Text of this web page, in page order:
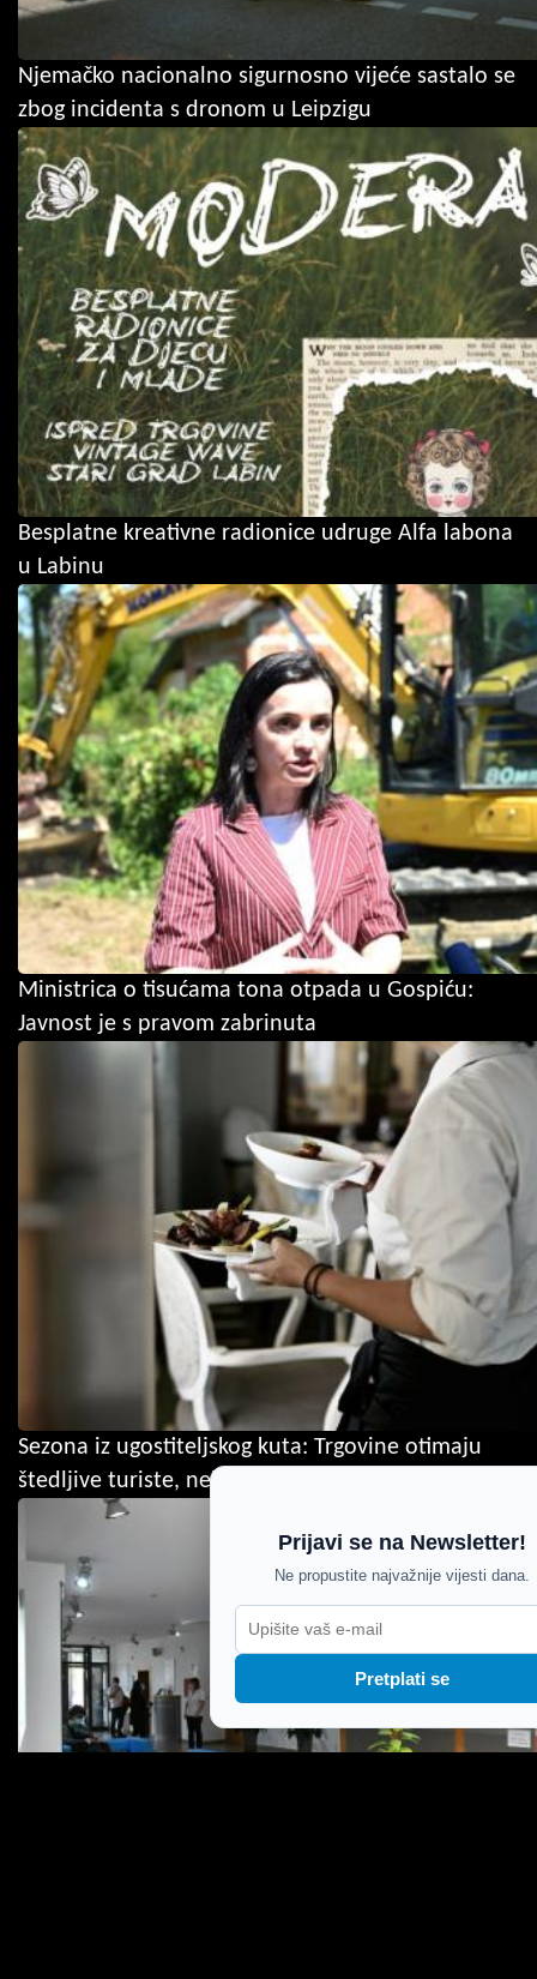
Njemačko nacionalno sigurnosno vijeće sastalo se
zbog incidenta s dronom u Leipzigu
Besplatne kreativne radionice udruge Alfa labona
u Labinu
Ministrica o tisućama tona otpada u Gospiću:
Javnost je s pravom zabrinuta
Sezona iz ugostiteljskog kuta: Trgovine otimaju
štedljive turiste, nekima je promet pao i 40 posto
Prijavi se na Newsletter!
Ne propustite najvažnije vijesti dana.
Pretplati se